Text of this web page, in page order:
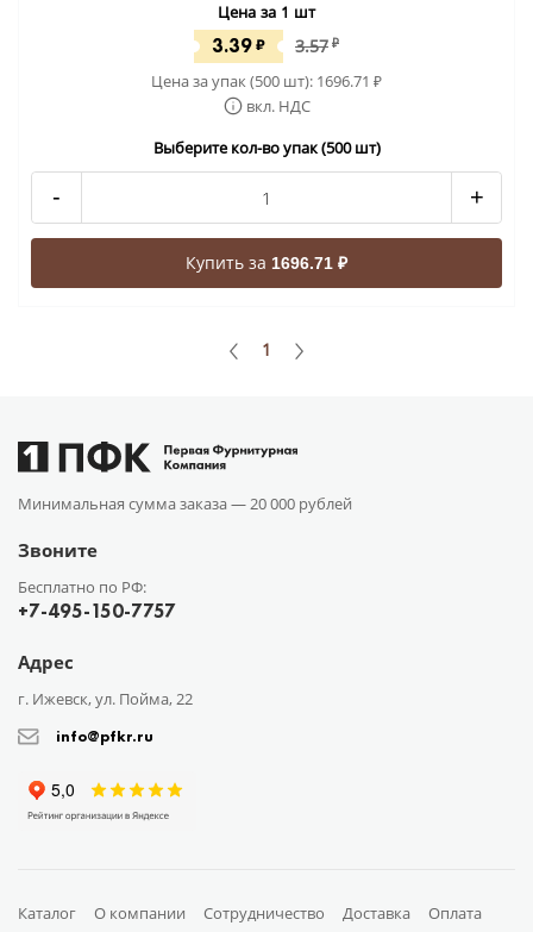
Цена за 1 шт
3.39₽ 3.57 ₽
Цена за упак (500 шт): 1696.71 ₽
вкл. НДС
Выберите кол-во упак (500 шт)
- +
Купить за 1696.71 ₽
1
Минимальная сумма заказа —20 000 рублей
Звоните
Бесплатно по РФ:
+7-495-150-7757
Адрес
г. Ижевск, ул. Пойма, 22
info@pfkr.ru
Каталог О компании Сотрудничество Доставка
Оплата